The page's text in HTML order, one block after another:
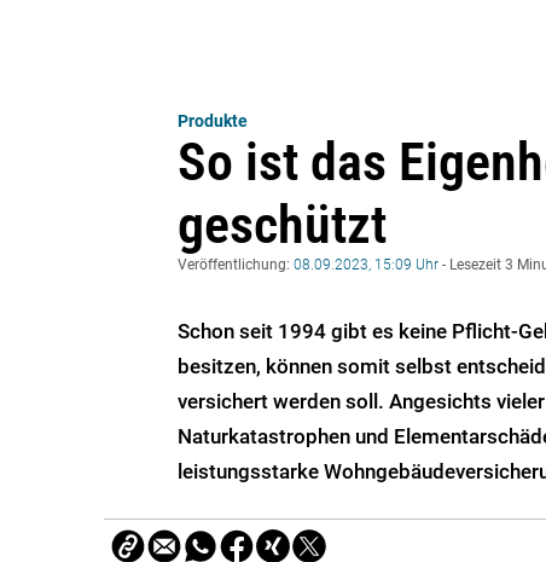
Produkte
So ist das
geschützt
Veröffentlichung: 08.09.2023, 15:09 Uhr - Lesezeit 3
Schon seit 1994 gibt es keine Pflicht-
besitzen, können somit selbst
versichert werden soll. Angesichts
Naturkatastrophen und
leistungsstarke